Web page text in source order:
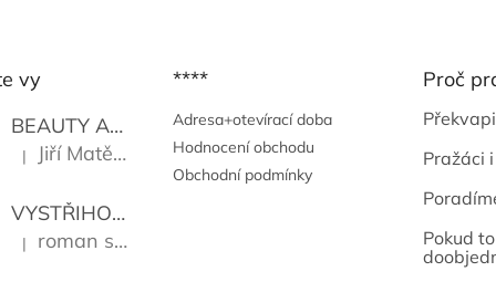
vy
BEAUTY AND THE BEAT
Go Go's
Hodnocení produktu je 5 z 5 hvězdiček.
| Jiří Matějů
VYSTŘIHOVÁNKY - PRAŽSKÉ PAMÁTKY Kropáček
Hodnocení produktu je 5 z 5 hvězdiček.
| roman sekanina
****
Adresa+otevírací doba
Hodnocení obchodu
Obchodní podmínky
Proč
Pražáci
Pokud